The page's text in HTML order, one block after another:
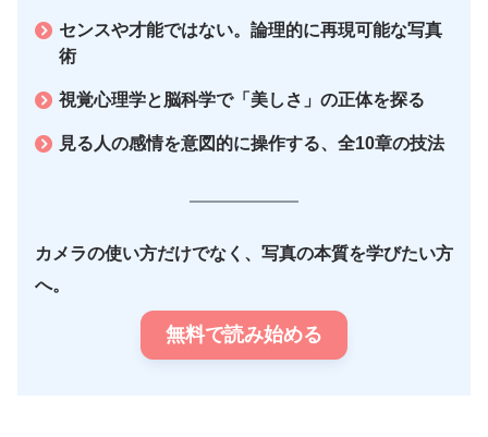
センスや才能ではない。論理的に再現可能な写真
術
視覚心理学と脳科学で「美しさ」の正体を探る
見る人の感情を意図的に操作する、全10章の技法
カメラの使い方だけでなく、写真の本質を学びたい方
へ。
無料で読み始める